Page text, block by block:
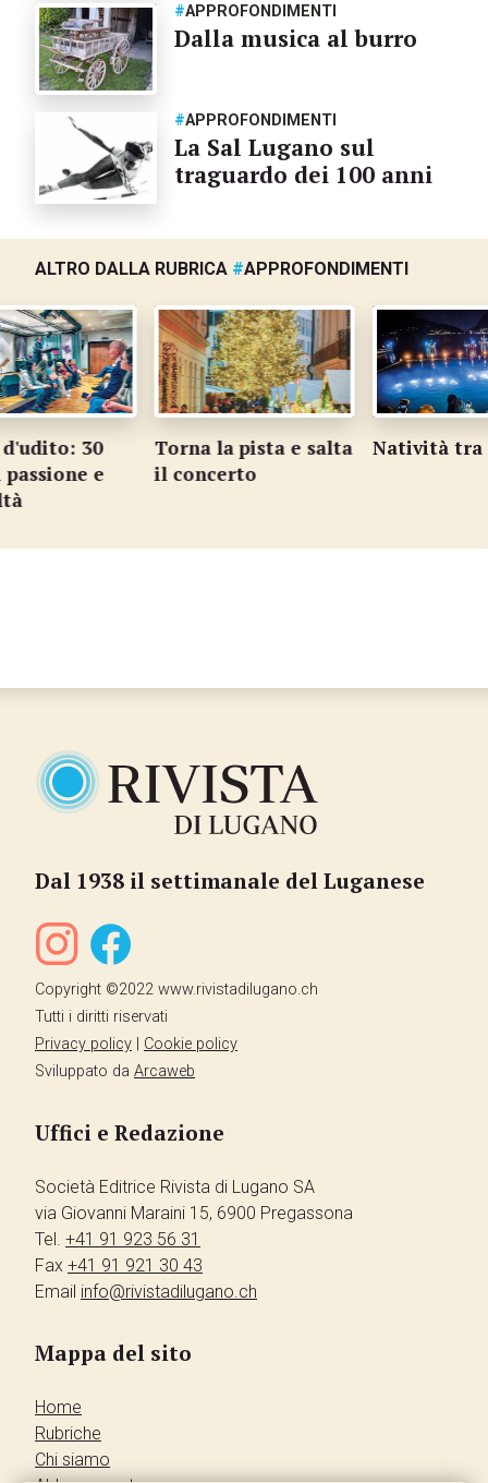
#APPROFONDIMENTI
Dalla musica al burro
#APPROFONDIMENTI
La Sal Lugano sul
traguardo dei 100 anni
ALTRO DALLA RUBRICA #APPROFONDIMENTI
30
e
Torna la pista e salta
il concerto
Natività tra
Dal 1938 il settimanale del Luganese
Copyright ©2022 www.rivistadilugano.ch
Tutti i diritti riservati
Privacy policy
Cookie policy
Sviluppato da Arcaweb
Uffici e Redazione
Società Editrice Rivista di Lugano SA
via Giovanni Maraini 15, 6900 Pregassona
Tel. +41 91 923 56 31
Fax +41 91 921 30 43
Email info@rivistadilugano.ch
Mappa del sito
Home
Rubriche
Chi siamo